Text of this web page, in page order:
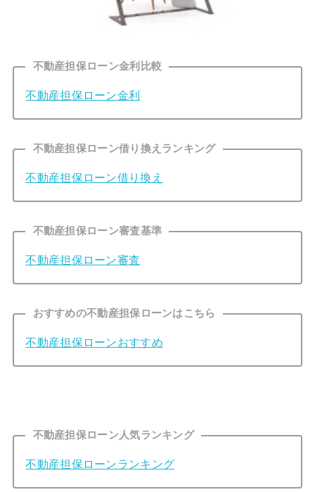
不動産担保ローン金利比較
不動産担保ローン金利
不動産担保ローン借り換えランキング
不動産担保ローン借り換え
不動産担保ローン審査基準
不動産担保ローン審査
おすすめの不動産担保ローンはこちら
不動産担保ローンおすすめ
不動産担保ローン人気ランキング
不動産担保ローンランキング